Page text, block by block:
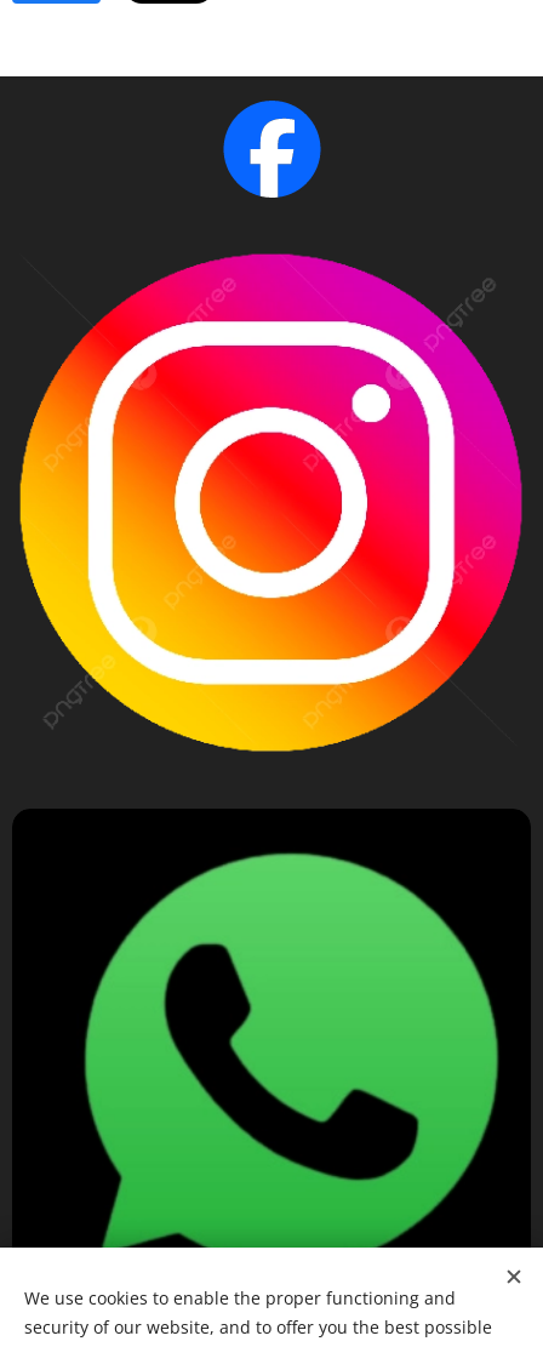
We use cookies to enable the proper functioning and
security of our website, and to offer you the best possible